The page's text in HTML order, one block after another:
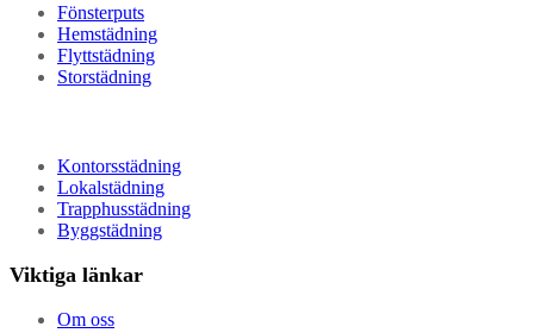
Fönsterputs
Hemstädning
Flyttstädning
Storstädning
Kontorsstädning
Lokalstädning
Trapphusstädning
Byggstädning
Viktiga länkar
Om oss